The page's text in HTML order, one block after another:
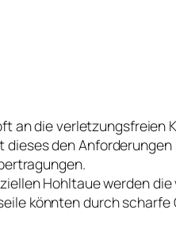
an die verletzungsfreien
den
Hohltaue werden
könnten durch